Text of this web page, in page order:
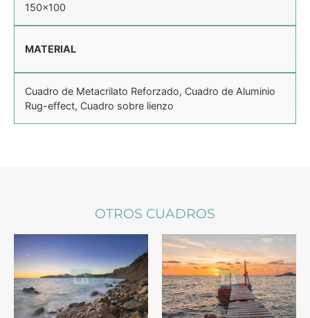
150×100
MATERIAL
Cuadro de Metacrilato Reforzado, Cuadro de Aluminio
Rug-effect, Cuadro sobre lienzo
OTROS CUADROS